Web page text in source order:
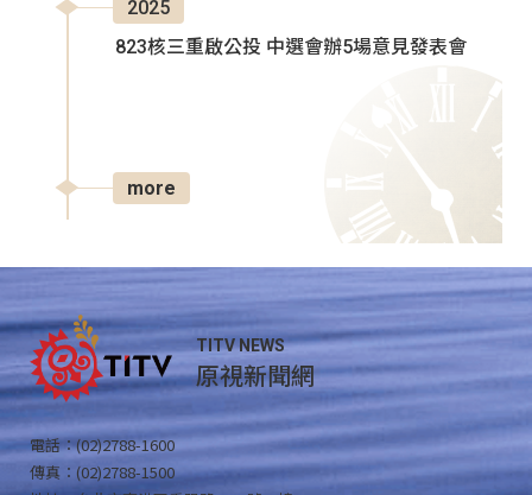
2025
823核三重啟公投 中選會辦5場意見發表會
more
TITV NEWS
原視新聞網
電話：(02)2788-1600
傳真：(02)2788-1500